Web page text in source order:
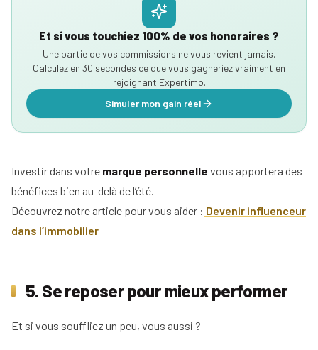
Et si vous touchiez 100% de vos honoraires ?
Une partie de vos commissions ne vous revient jamais.
Calculez en 30 secondes ce que vous gagneriez vraiment en
rejoignant Expertimo.
Simuler mon gain réel
Investir dans votre marque personnelle vous apportera des
bénéfices bien au-delà de l’été.
Découvrez notre article pour vous aider : Devenir influenceur
dans l’immobilier
5. Se reposer pour mieux performer
Et si vous souffliez un peu, vous aussi ?